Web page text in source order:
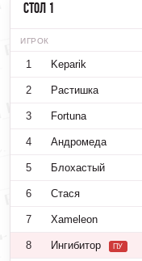
Стол 1
ИГРОК
1 Keparik
2 Растишка
3 Fortuna
4 Андромеда
5 Блохастый
6 Стася
7 Xameleon
8 Ингибитор ПУ